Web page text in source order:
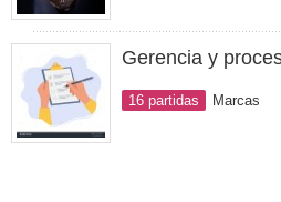
Gerencia y
16 partidas Marcas